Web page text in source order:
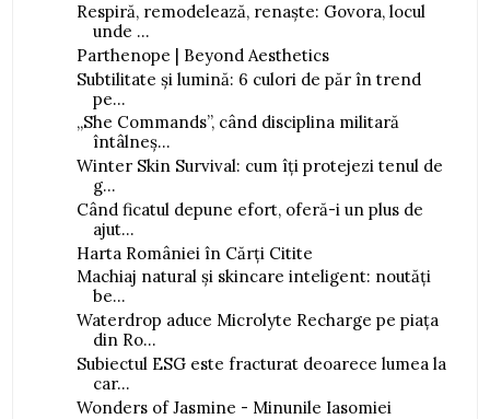
Respiră, remodelează, renaște: Govora, locul
unde ...
Parthenope | Beyond Aesthetics
Subtilitate și lumină: 6 culori de păr în trend
pe...
„She Commands”, când disciplina militară
întâlneș...
Winter Skin Survival: cum îți protejezi tenul de
g...
Când ficatul depune efort, oferă-i un plus de
ajut...
Harta României în Cărți Citite
Machiaj natural și skincare inteligent: noutăți
be...
Waterdrop aduce Microlyte Recharge pe piața
din Ro...
Subiectul ESG este fracturat deoarece lumea la
car...
Wonders of Jasmine - Minunile Iasomiei